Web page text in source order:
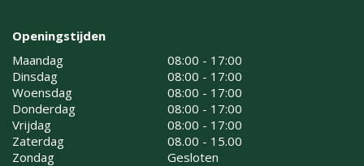
Openingstijden
Maandag
08:00 - 17:00
Dinsdag
08:00 - 17:00
Woensdag
08:00 - 17:00
Donderdag
08:00 - 17:00
Vrijdag
08:00 - 17:00
Zaterdag
08.00 - 15.00
Zondag
Gesloten